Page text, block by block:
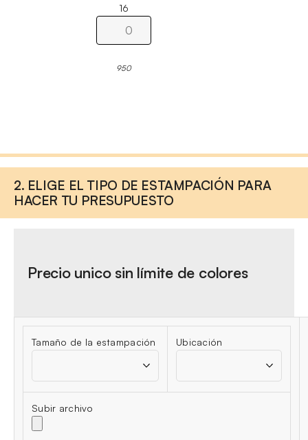
16
950
2. ELIGE EL TIPO DE ESTAMPACIÓN PARA
HACER TU PRESUPUESTO
Precio unico sin límite de colores
Tamaño de la estampación Ubicación
Subir archivo